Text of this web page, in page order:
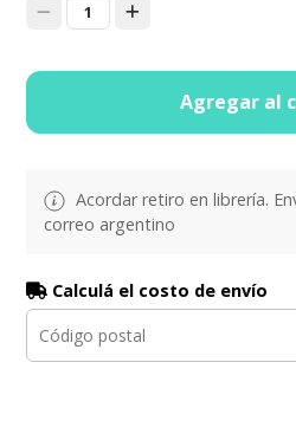
1
Agregar al
Acordar retiro en librería.
correo argentino
Calculá el costo de envío